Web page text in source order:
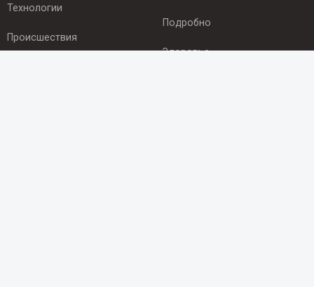
Технологии
Происшествия
Подробно
Здоровье